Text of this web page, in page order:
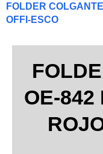
FOLDER
OFFI-ESCO
OE-842